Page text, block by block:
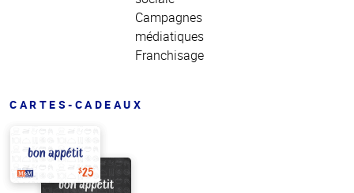
Campagnes
médiatiques
Franchisage
CARTES-CADEAUX